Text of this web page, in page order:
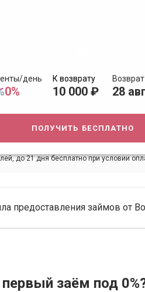
день
0%
К возврату
10 000 ₽
Возврат
28
получить бесплатно
до 21 дня бесплатно при условии
предоставления займов от
заём под